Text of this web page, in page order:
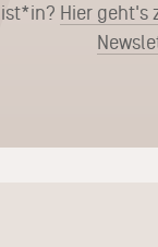
Hier geht's